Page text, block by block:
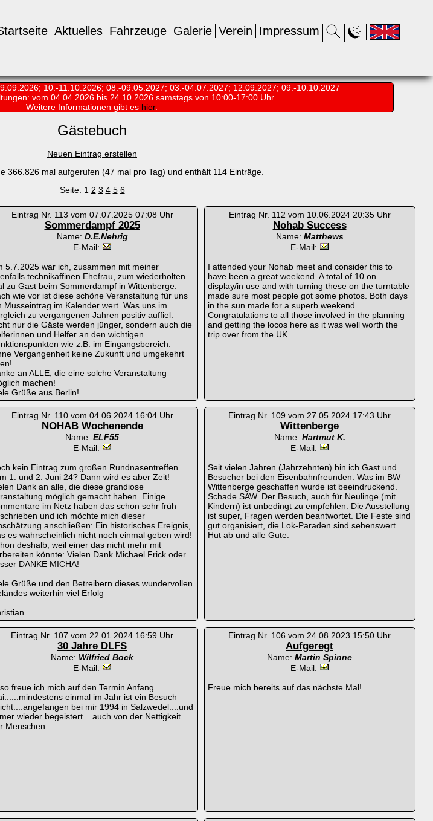
Impressum
Verein
Galerie
Fahrzeuge
Aktuelles
10.-11.10.2026; 08.-09.05.2027; 03.-04.07.2027; 12.09.2027; 09.-10.10.2027
vom 04.04.2026 bis 24.10.2026 samstags von 10:00-17:00 Uhr.
Weitere Informationen gibt es hier.
Gästebuch
Neuen Eintrag erstellen
366.826 mal aufgerufen (47 mal pro Tag) und enthält 114 Einträge.
Seite: 1 2 3 4 5 6
Eintrag Nr. 113 vom 07.07.2025 07:08 Uhr
Sommerdampf 2025
Name: D.E.Nehrig
E-Mail:
5.7.2025 war ich, zusammen mit meiner
technikaffinen Ehefrau, zum wiederholten
zu Gast beim Sommerdampf in Wittenberge.
wie vor ist diese schöne Veranstaltung für uns
Musseintrag im Kalender wert. Was uns im
zu vergangenen Jahren positiv auffiel:
nur die Gäste werden jünger, sondern auch die
und Helfer an den wichtigen
wie z.B. im Eingangsbereich.
Vergangenheit keine Zukunft und umgekehrt
an ALLE, die eine solche Veranstaltung
machen!
Grüße aus Berlin!
Eintrag Nr. 112 vom 10.06.2024 20:35 Uhr
Nohab Success
Name: Matthews
E-Mail:
I attended your Nohab meet and consider this to
have been a great weekend. A total of 10 on
display/in use and with turning these on the turntable
made sure most people got some photos. Both days
in the sun made for a superb weekend.
Congratulations to all those involved in the planning
and getting the locos here as it was well worth the
trip over from the UK.
Eintrag Nr. 110 vom 04.06.2024 16:04 Uhr
NOHAB Wochenende
Name: ELF55
E-Mail:
kein Eintrag zum großen Rundnasentreffen
1. und 2. Juni 24? Dann wird es aber Zeit!
Dank an alle, die diese grandiose
möglich gemacht haben. Einige
im Netz haben das schon sehr früh
und ich möchte mich dieser
anschließen: Ein historisches Ereignis,
es wahrscheinlich nicht noch einmal geben wird!
deshalb, weil einer das nicht mehr mit
könnte: Vielen Dank Michael Frick oder
DANKE MICHA!
Grüße und den Betreibern dieses wundervollen
weiterhin viel Erfolg
Eintrag Nr. 109 vom 27.05.2024 17:43 Uhr
Wittenberge
Name: Hartmut K.
E-Mail:
Seit vielen Jahren (Jahrzehnten) bin ich Gast und
Besucher bei den Eisenbahnfreunden. Was im BW
Wittenberge geschaffen wurde ist beeindruckend.
Schade SAW. Der Besuch, auch für Neulinge (mit
Kindern) ist unbedingt zu empfehlen. Die Ausstellung
ist super, Fragen werden beantwortet. Die Feste sind
gut organisiert, die Lok-Paraden sind sehenswert.
Hut ab und alle Gute.
Eintrag Nr. 107 vom 22.01.2024 16:59 Uhr
30 Jahre DLFS
Name: Wilfried Bock
E-Mail:
freue ich mich auf den Termin Anfang
einmal im Jahr ist ein Besuch
bei mir 1994 in Salzwedel....und
wieder begeistert....auch von der Nettigkeit
Menschen....
Eintrag Nr. 106 vom 24.08.2023 15:50 Uhr
Aufgeregt
Name: Martin Spinne
E-Mail:
Freue mich bereits auf das nächste Mal!